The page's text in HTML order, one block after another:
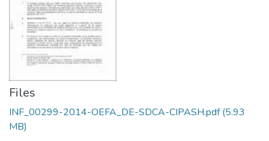
Files
INF_00299-2014-OEFA_DE-SDCA-CIPASH.pdf(5.93
MB)